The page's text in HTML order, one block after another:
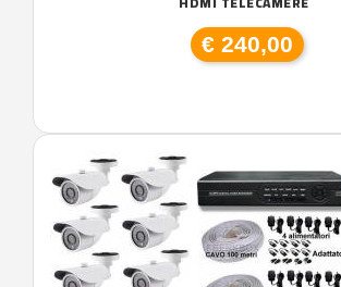
€ 240,00